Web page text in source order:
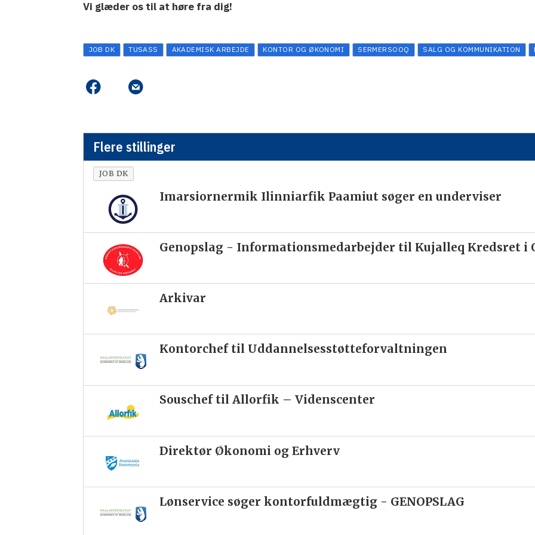
Vi glæder os til at høre fra dig!
JOB DK TUSASS AKADEMISK ARBEJDE KONTOR OG ØKONOMI SERMERSOOQ SALG OG KOMMUNIKATION
Flere stillinger
JOB DK
Imarsiornermik Ilinniarfik Paamiut søger en underviser
Genopslag - Informationsmedarbejder til Kujalleq Kredsret i
Arkivar
Kontorchef til Uddannelsesstøtteforvaltningen
Souschef til Allorfik – Videnscenter
Direktør Økonomi og Erhverv
Lønservice søger kontorfuldmægtig - GENOPSLAG